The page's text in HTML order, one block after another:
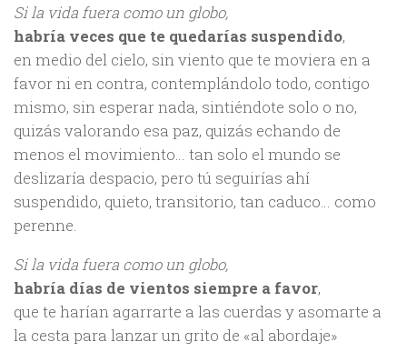
Si la vida fuera como un globo,
habría veces que te quedarías suspendido,
en medio del cielo, sin viento que te moviera en a
favor ni en contra, contemplándolo todo, contigo
mismo, sin esperar nada, sintiéndote solo o no,
quizás valorando esa paz, quizás echando de
menos el movimiento… tan solo el mundo se
deslizaría despacio, pero tú seguirías ahí
suspendido, quieto, transitorio, tan caduco… como
perenne.
Si la vida fuera como un globo,
habría días de vientos siempre a favor,
que te harían agarrarte a las cuerdas y asomarte a
la cesta para lanzar un grito de «al abordaje»